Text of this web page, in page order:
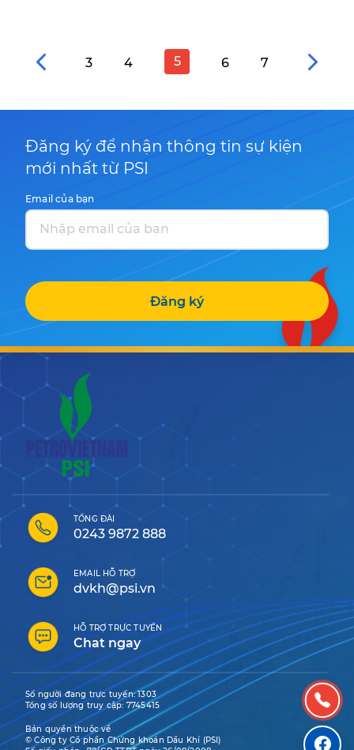
3 4 5 6 7
Đăng ký để nhận thông tin sự kiện
mới nhất từ PSI
Email của bạn
Đăng ký
TỔNG ĐÀI
0243 9872 888
EMAIL HỖ TRỢ
dvkh@psi.vn
HỖ TRỢ TRỰC TUYẾN
Chat ngay
Số người đang trực tuyến:1303
Tổng số lượng truy cập: 7745415
Bản quyền thuộc về
© Công ty Cổ phần Chứng khoán Dầu Khí (PSI)